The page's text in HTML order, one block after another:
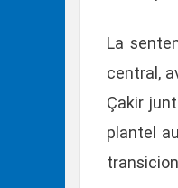
La
central,
Çakir
plantel